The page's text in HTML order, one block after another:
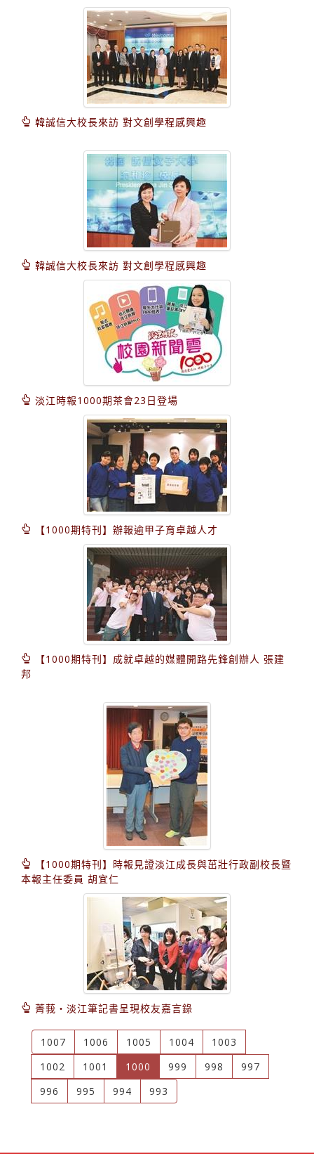
韓誠信大校長來訪 對文創學程感興趣
韓誠信大校長來訪 對文創學程感興趣
淡江時報1000期茶會23日登場
【1000期特刊】辦報逾甲子育卓越人才
【1000期特刊】成就卓越的媒體開路先鋒創辦人 張建
邦
【1000期特刊】時報見證淡江成長與茁壯行政副校長暨
本報主任委員 胡宜仁
菁莪‧淡江筆記書呈現校友嘉言錄
1007 1006 1005 1004
1003
1002
1001 1000 (current)
999 998
997
996
995 994 993